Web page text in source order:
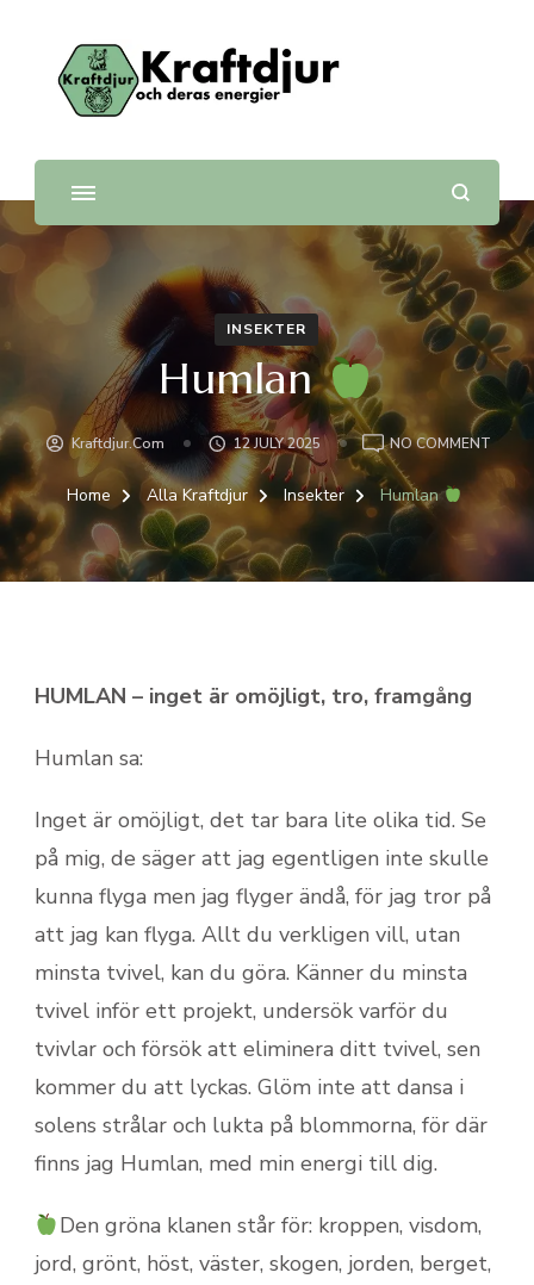
Kraftdjur
och deras energier
INSEKTER
Humlan
Kraftdjur.com 12 JULY 2025 NO COMMENTON
Home Alla Kraftdjur Insekter Humlan
HUMLAN – inget är omöjligt, tro, framgång
Humlan sa:
Inget är omöjligt, det tar bara lite olika tid. Se
på mig, de säger att jag egentligen inte skulle
kunna flyga men jag flyger ändå, för jag tror på
att jag kan flyga. Allt du verkligen vill, utan
minsta tvivel, kan du göra. Känner du minsta
tvivel inför ett projekt, undersök varför du
tvivlar och försök att eliminera ditt tvivel, sen
kommer du att lyckas. Glöm inte att dansa i
solens strålar och lukta på blommorna, för där
finns jag Humlan, med min energi till dig.
Den gröna klanen står för: kroppen, visdom,
jord, grönt, höst, väster, skogen, jorden, berget,